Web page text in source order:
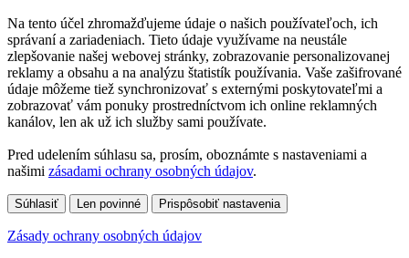
Na tento účel zhromažďujeme údaje o našich používateľoch, ich
správaní a zariadeniach. Tieto údaje využívame na neustále
zlepšovanie našej webovej stránky, zobrazovanie personalizovanej
reklamy a obsahu a na analýzu štatistík používania. Vaše zašifrované
údaje môžeme tiež synchronizovať s externými poskytovateľmi a
zobrazovať vám ponuky prostredníctvom ich online reklamných
kanálov, len ak už ich služby sami používate.
Pred udelením súhlasu sa, prosím, oboznámte s nastaveniami a
našimi zásadami ochrany osobných údajov.
Súhlasiť Len povinné Prispôsobiť nastavenia
Zásady ochrany osobných údajov